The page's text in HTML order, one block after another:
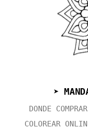
➤
DONDE
COLOREAR